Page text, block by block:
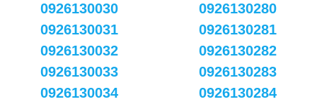
0926130030
0926130031
0926130032
0926130033
0926130034
0926130280
0926130281
0926130282
0926130283
0926130284